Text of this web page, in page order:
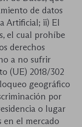
de datos
Artificial; ii) El
el cual prohíbe
derechos
a no sufrir
(UE) 2018/302
geográfico
por
o lugar
en el mercado